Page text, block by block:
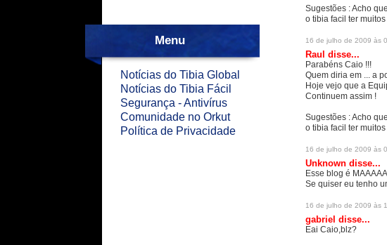
Menu
Notícias do Tibia Global
Notícias do Tibia Fácil
Segurança - Antivírus
Comunidade no Orkut
Política de Privacidade
Sugestões : Acho
o tibia facil ter
16 de julho de 2009 às
Raul disse...
Parabéns Caio !!!
Quem diria em ... a
Hoje vejo que a
Continuem assim !
Sugestões : Acho
o tibia facil ter
16 de julho de 2009 às
Unknown disse...
Esse blog é
Se quiser eu tenho
16 de julho de 2009 às
gabriel disse...
Eai Caio,blz?